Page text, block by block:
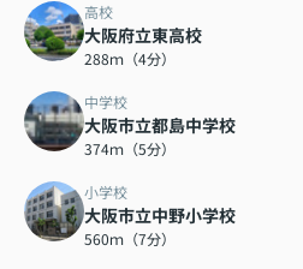
高校
大阪府立東高校
288ｍ（4分）
中学校
大阪市立都島中学校
374ｍ（5分）
小学校
大阪市立中野小学校
560ｍ（7分）